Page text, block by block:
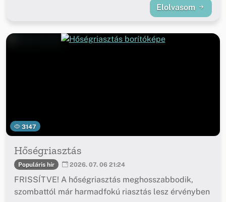
Elolvasom
3147
Hőségriasztás
Populáris hír 2026. 07. 06 21:24
FRISSÍTVE! A hőségriasztás meghosszabbodik,
szombattól már harmadfokú riasztás lesz érvényben